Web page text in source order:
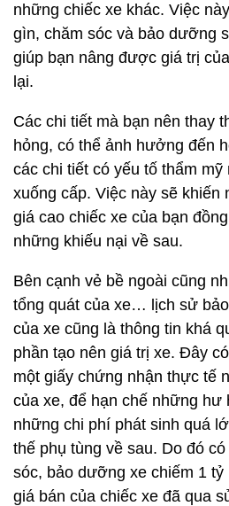
những chiếc xe khác. Việc
gìn, chăm sóc và bảo dưỡng
giúp bạn nâng được giá trị
lại.
Các chi tiết mà bạn nên thay
hỏng, có thể ảnh hưởng đến
các chi tiết có yếu tố thẩm
xuống cấp. Việc này sẽ khiến
giá cao chiếc xe của bạn
những khiếu nại về sau.
Bên cạnh vẻ bề ngoài cũng
tổng quát của xe… lịch sử
của xe cũng là thông tin khá
phần tạo nên giá trị xe. Đây
một giấy chứng nhận thực tế
của xe, để hạn chế những hư
những chi phí phát sinh quá
thế phụ tùng về sau. Do đó
sóc, bảo dưỡng xe chiếm 1
giá bán của chiếc xe đã qua